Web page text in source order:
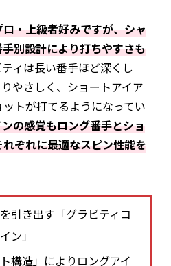
・上級者好みですが、シャ
別設計により打ちやすさも
ィは長い番手ほど深くし
やさしく、ショートアイア
トが打てるようになってい
の感覚もロング番手とショ
ぞれに最適なスピン性能を
引き出す「グラビティコ
ン」
構造」によりロングアイ